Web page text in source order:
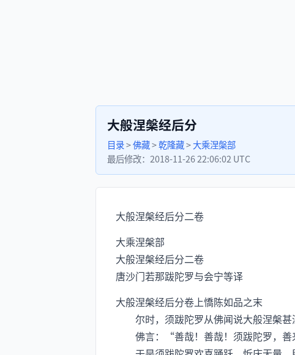
大般涅槃经后分
目录>佛藏>乾隆藏>大乘涅槃部
最后修改： 2018-11-26 22:06:02 UTC
大般涅槃经后分二卷
大乘涅槃部
大般涅槃经后分二卷
唐沙门若那跋陀罗与会宁等译
大般涅槃经后分卷上憍陈如品之末
尔时，须跋陀罗从佛闻说大般涅槃甚
佛言：“善哉！善哉！须跋陀罗，善